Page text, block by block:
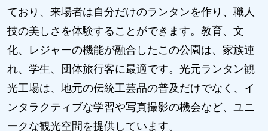
ており、来場者は自分だけのランタンを作り、職人
技の美しさを体験することができます。教育、文
化、レジャーの機能が融合したこの公園は、家族連
れ、学生、団体旅行客に最適です。光元ランタン観
光工場は、地元の伝統工芸品の普及だけでなく、イ
ンタラクティブな学習や写真撮影の機会など、ユニ
ークな観光空間を提供しています。